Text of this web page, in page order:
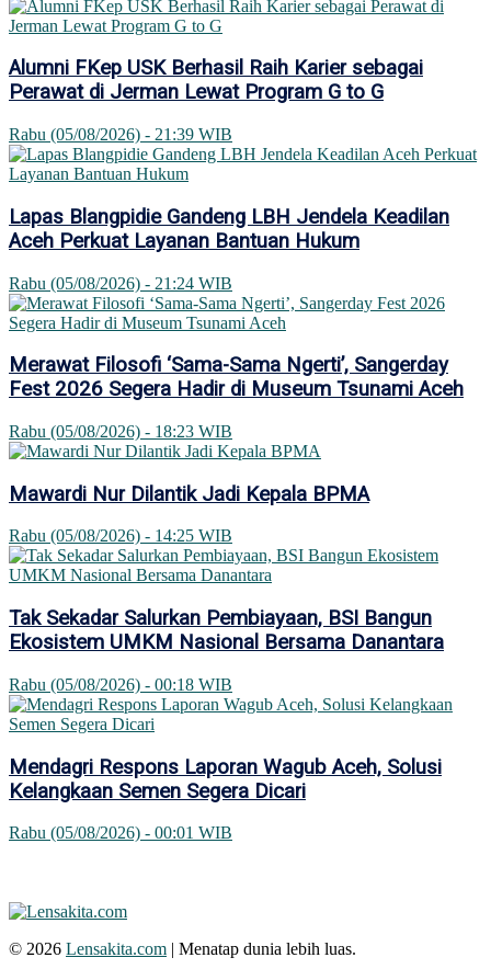
Alumni FKep USK Berhasil Raih Karier sebagai
Perawat di Jerman Lewat Program G to G
Rabu (05/08/2026) - 21:39 WIB
Lapas Blangpidie Gandeng LBH Jendela Keadilan
Aceh Perkuat Layanan Bantuan Hukum
Rabu (05/08/2026) - 21:24 WIB
Merawat Filosofi ‘Sama-Sama Ngerti’, Sangerday
Fest 2026 Segera Hadir di Museum Tsunami Aceh
Rabu (05/08/2026) - 18:23 WIB
Mawardi Nur Dilantik Jadi Kepala BPMA
Rabu (05/08/2026) - 14:25 WIB
Tak Sekadar Salurkan Pembiayaan, BSI Bangun
Ekosistem UMKM Nasional Bersama Danantara
Rabu (05/08/2026) - 00:18 WIB
Mendagri Respons Laporan Wagub Aceh, Solusi
Kelangkaan Semen Segera Dicari
Rabu (05/08/2026) - 00:01 WIB
© 2026 Lensakita.com | Menatap dunia lebih luas.